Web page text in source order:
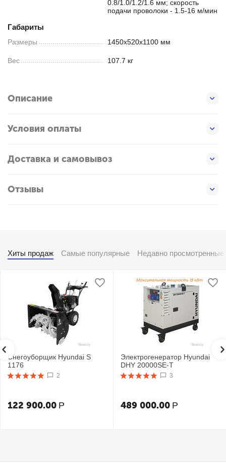
0.8/1.0/1.2/1.6 мм; скорость
подачи проволоки - 1.5-16 м/мин
Габариты
Размеры 1450x520x1100 мм
Вес 107.7 кг
Описание
Условия оплаты
Доставка и самовывоз
Отзывы
Хиты продаж Самые популярные Недавно просмотренные
Снегоуборщик Hyundai S
1176
2
122 900.00 Р
Электрогенератор Hyundai
DHY 20000SE-T
3
489 000.00 Р